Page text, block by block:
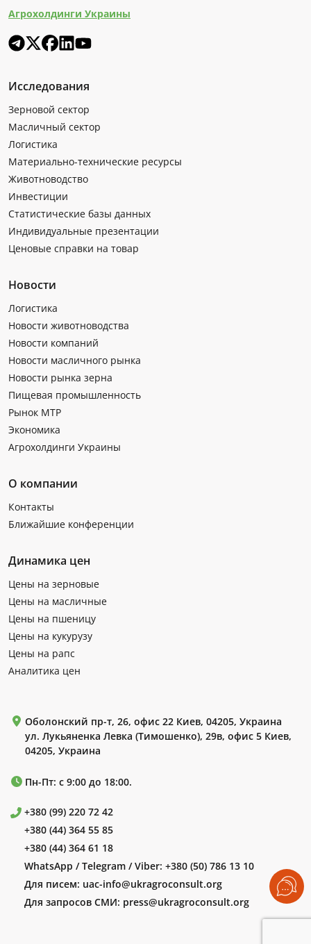
Агрохолдинги Украины
Исследования
Зерновой сектор
Масличный сектор
Логистика
Материально-технические ресурсы
Животноводство
Инвестиции
Статистические базы данных
Индивидуальные презентации
Ценовые справки на товар
Новости
Логистика
Новости животноводства
Новости компаний
Новости масличного рынка
Новости рынка зерна
Пищевая промышленность
Рынок МТР
Экономика
Агрохолдинги Украины
О компании
Контакты
Ближайшие конференции
Динамика цен
Цены на зерновые
Цены на масличные
Цены на пшеницу
Цены на кукурузу
Цены на рапс
Аналитика цен
Оболонский пр-т, 26, офис 22 Киев, 04205, Украина
ул. Лукьяненка Левка (Тимошенко), 29в, офис 5 Киев,
04205, Украина
Пн-Пт: с 9:00 до 18:00.
+380 (99) 220 72 42
+380 (44) 364 55 85
+380 (44) 364 61 18
WhatsApp / Telegram / Viber: +380 (50) 786 13 10
Для писем: uac-info@ukragroconsult.org
Для запросов СМИ: press@ukragroconsult.org